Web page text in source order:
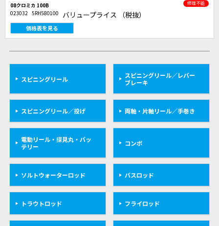
08クロミカ 100B 修理不能
023032 5RH580100 バリュープライス （税抜）
価格表を見る
スピニングリール
スピニングリール／レバー
ブレーキ
スピニングリール／投げ 両軸・片軸リール／手巻き
電動リール・探見丸・バッ
テリー
コンボ
ソルトウォーターロッド バスロッド
トラウトロッド フライロッド